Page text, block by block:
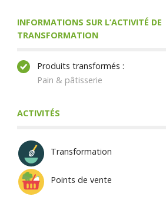
INFORMATIONS SUR L’ACTIVITÉ DE
TRANSFORMATION
Produits transformés :
Pain & pâtisserie
ACTIVITÉS
Transformation
Points de vente